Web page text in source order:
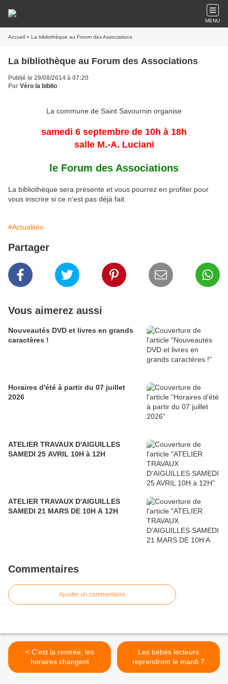
MENU
Accueil » La bibliothèque au Forum des Associations
La bibliothèque au Forum des Associations
Publié le 29/08/2014 à 07:20
Par Véro la biblio
La commune de Saint Savournin organise
samedi 6 septembre de 10h à 18h
salle M.-A. Luciani
le Forum des Associations
La bibliothèque sera présente et vous pourrez en profiter pour
vous inscrire si ce n'est pas déjà fait.
#Actualités
Partager
Vous aimerez aussi
Nouveautés DVD et livres en grands
caractères !
Horaires d'été à partir du 07 juillet
2026
ATELIER TRAVAUX D'AIGUILLES
SAMEDI 25 AVRIL 10H à 12H
ATELIER TRAVAUX D'AIGUILLES
SAMEDI 21 MARS DE 10H A 12H
Commentaires
Ajouter un commentaire
< C'est la rentrée, les
horaires changent
Les bébés lecteurs
reprendront le mardi 7
octobre >